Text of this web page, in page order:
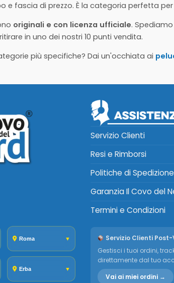
e fascia di prezzo. È la categoria perfetta
originali e con licenza ufficiale.
in uno dei nostri 10 punti vendita.
più specifiche? Dai un'occhiata ai
Roma ▼
Erba ▼
Servizio Clienti
Resi e Rimborsi
Politiche di Spedizione
Garanzia Il Covo del
Termini e Condizioni
Servizio Clienti
Gestisci i tuoi ordini,
direttamente dal tuo
Vai ai miei ordini →